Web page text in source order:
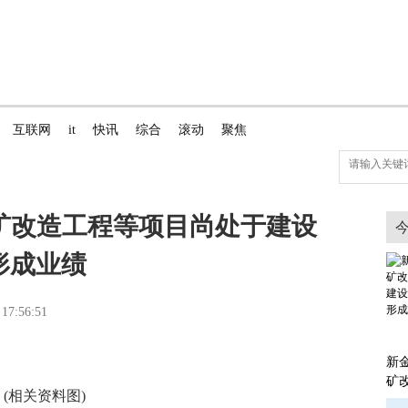
互联网 it 快讯 综合 滚动 聚焦
改造工程等项目尚处于建设
成业绩
(相关资料图)
新
矿
于